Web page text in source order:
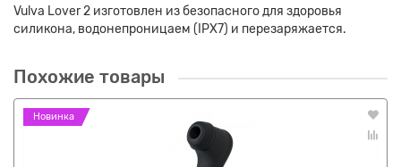
Vulva Lover 2 изготовлен из безопасного для здоровья
силикона, водонепроницаем (IPX7) и перезаряжается.
Похожие товары
Новинка